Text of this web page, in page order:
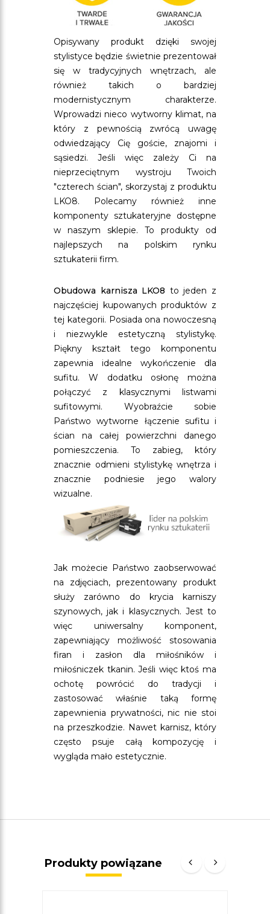
Opisywany produkt dzięki swojej
stylistyce będzie świetnie prezentował
się w tradycyjnych wnętrzach, ale
również takich o bardziej
modernistycznym charakterze.
Wprowadzi nieco wytworny klimat, na
który z pewnością zwrócą uwagę
odwiedzający Cię goście, znajomi i
sąsiedzi. Jeśli więc zależy Ci na
nieprzeciętnym wystroju Twoich
"czterech ścian", skorzystaj z produktu
LKO8. Polecamy również inne
komponenty sztukateryjne dostępne
w naszym sklepie. To produkty od
najlepszych na polskim rynku
sztukaterii firm.
Obudowa karnisza LKO8 to jeden z
najczęściej kupowanych produktów z
tej kategorii. Posiada ona nowoczesną
i niezwykle estetyczną stylistykę.
Piękny kształt tego komponentu
zapewnia idealne wykończenie dla
sufitu. W dodatku osłonę można
połączyć z klasycznymi listwami
sufitowymi. Wyobraźcie sobie
Państwo wytworne łączenie sufitu i
ścian na całej powierzchni danego
pomieszczenia. To zabieg, który
znacznie odmieni stylistykę wnętrza i
znacznie podniesie jego walory
wizualne.
Jak możecie Państwo zaobserwować
na zdjęciach, prezentowany produkt
służy zarówno do krycia karniszy
szynowych, jak i klasycznych. Jest to
więc uniwersalny komponent,
zapewniający możliwość stosowania
firan i zasłon dla miłośników i
miłośniczek tkanin. Jeśli więc ktoś ma
ochotę powrócić do tradycji i
zastosować właśnie taką formę
zapewnienia prywatności, nic nie stoi
na przeszkodzie. Nawet karnisz, który
często psuje całą kompozycję i
wygląda mało estetycznie.
Produkty powiązane